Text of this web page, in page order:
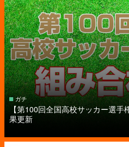
ガチ
【第100回全国高校サッカー選
果更新